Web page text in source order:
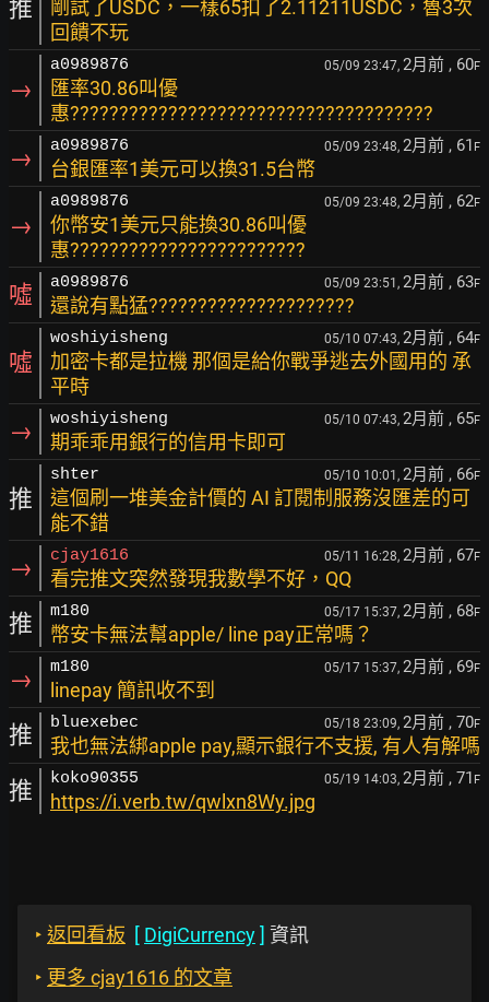
推
剛試了USDC，一樣65扣了2.11211USDC，魯3次
回饋不玩
→
a0989876 05/09 23:47, 2月前 , 60F
匯率30.86叫優
惠?????????????????????????????????????
→ a0989876 05/09 23:48, 2月前 , 61 F
台銀匯率1美元可以換31.5台幣
→
a0989876 05/09 23:48, 2月前 , 62F
你幣安1美元只能換30.86叫優
惠????????????????????????
噓 a0989876 05/09 23:51, 2月前 , 63F
還說有點猛?????????????????????
噓
woshiyisheng 05/10 07:43, 2月前 , 64F
加密卡都是拉機 那個是給你戰爭逃去外國用的 承
平時
→ woshiyisheng 05/10 07:43, 2月前 , 65F
期乖乖用銀行的信用卡即可
推
shter 05/10 10:01, 2月前 , 66F
這個刷一堆美金計價的 AI 訂閱制服務沒匯差的可
能不錯
→ cjay1616 05/11 16:28, 2月前 , 67F
看完推文突然發現我數學不好，QQ
推 m180 05/17 15:37, 2月前 , 68F
幣安卡無法幫apple/ line pay正常嗎？
→ m180 05/17 15:37, 2月前 , 69F
linepay 簡訊收不到
推 bluexebec 05/18 23:09, 2月前 , 70F
我也無法綁apple pay,顯示銀行不支援, 有人有解嗎
推 koko90355 05/19 14:03, 2月前 , 71 F
https://i.verb.tw/qwlxn8Wy.jpg
‣ 返回看板 [ DigiCurrency] 資訊
‣ 更多 cjay1616 的文章